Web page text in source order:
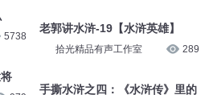
5738
老郭讲水浒-19【水浒英雄】
拾光精品有声工作室 289
手撕水浒之四：《水浒传》里的